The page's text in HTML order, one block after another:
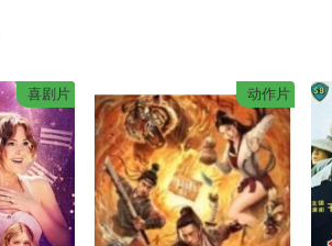
喜剧片 动作片